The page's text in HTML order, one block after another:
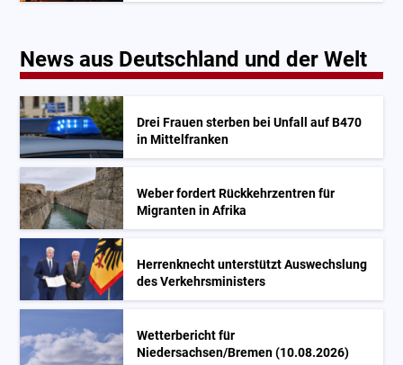
News aus Deutschland und der Welt
Drei Frauen sterben bei Unfall auf B470
in Mittelfranken
Weber fordert Rückkehrzentren für
Migranten in Afrika
Herrenknecht unterstützt Auswechslung
des Verkehrsministers
Wetterbericht für
Niedersachsen/Bremen (10.08.2026)